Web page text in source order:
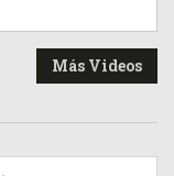
Más Videos